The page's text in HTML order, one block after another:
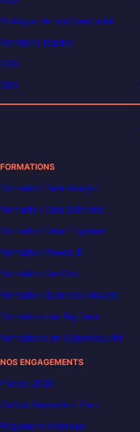
Politique de confidentialité
Mentions légales
CGU
CGV
FORMATIONS
Formation Data Analyst
Formation Data Scientist
Formation Data Engineer
Formation Power BI
Formation DevOps
Formation Business Analyst
Formations en Big Data
Formations en Cybersécurité
NOS ENGAGEMENTS
France 2030
Carbon Reduction Plan
Règlement intérieur